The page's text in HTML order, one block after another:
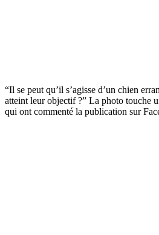
“Il se peut qu’il s’agisse d’un chien
atteint leur objectif ?” La photo touche
qui ont commenté la publication sur